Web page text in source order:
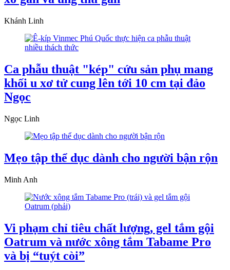
Khánh Linh
Ca phẫu thuật "kép" cứu sản phụ mang
khối u xơ tử cung lên tới 10 cm tại đảo
Ngọc
Ngọc Linh
Mẹo tập thể dục dành cho người bận rộn
Minh Anh
Vi phạm chỉ tiêu chất lượng, gel tắm gội
Oatrum và nước xông tắm Tabame Pro
và bị “tuýt còi”